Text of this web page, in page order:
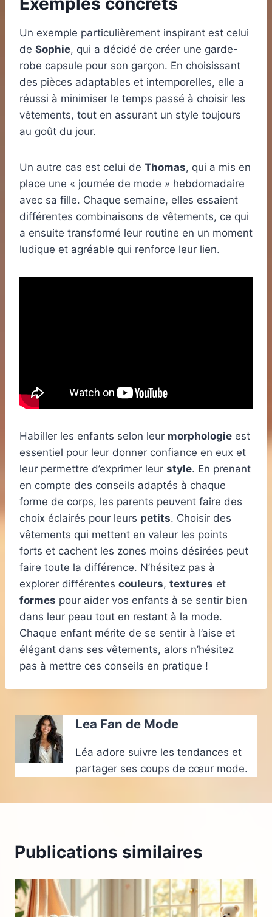
Un exemple particulièrement inspirant est celui
de Sophie, qui a décidé de créer une garde-
robe capsule pour son garçon. En choisissant
des pièces adaptables et intemporelles, elle a
réussi à minimiser le temps passé à choisir les
vêtements, tout en assurant un style toujours
au goût du jour.
Un autre cas est celui de Thomas, qui a mis en
place une « journée de mode » hebdomadaire
avec sa fille. Chaque semaine, elles essaient
différentes combinaisons de vêtements, ce qui
a ensuite transformé leur routine en un moment
ludique et agréable qui renforce leur lien.
Habiller les enfants selon leur morphologie est
essentiel pour leur donner confiance en eux et
leur permettre d’exprimer leur style. En prenant
en compte des conseils adaptés à chaque
forme de corps, les parents peuvent faire des
choix éclairés pour leurs petits. Choisir des
vêtements qui mettent en valeur les points
forts et cachent les zones moins désirées peut
faire toute la différence. N’hésitez pas à
explorer différentes couleurs, textures et
formes pour aider vos enfants à se sentir bien
dans leur peau tout en restant à la mode.
Chaque enfant mérite de se sentir à l’aise et
élégant dans ses vêtements, alors n’hésitez
pas à mettre ces conseils en pratique !
Lea Fan de Mode
Léa adore suivre les tendances et
partager ses coups de cœur mode.
Publications similaires